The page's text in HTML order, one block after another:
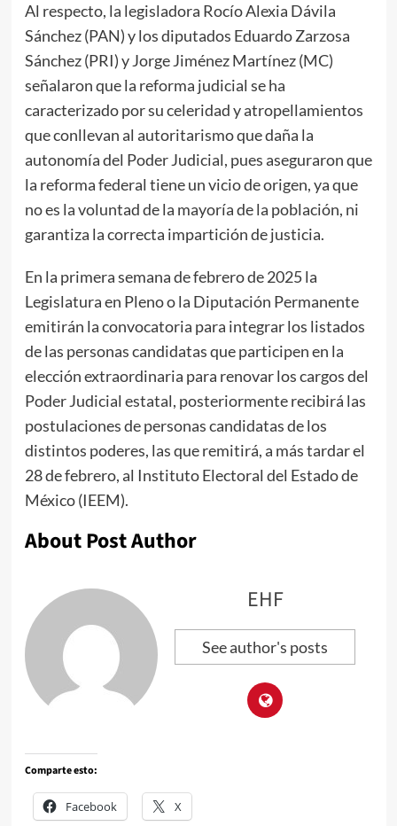
Al respecto, la legisladora Rocío Alexia Dávila
Sánchez (PAN) y los diputados Eduardo Zarzosa
Sánchez (PRI) y Jorge Jiménez Martínez (MC)
señalaron que la reforma judicial se ha
caracterizado por su celeridad y atropellamientos
que conllevan al autoritarismo que daña la
autonomía del Poder Judicial, pues aseguraron que
la reforma federal tiene un vicio de origen, ya que
no es la voluntad de la mayoría de la población, ni
garantiza la correcta impartición de justicia.
En la primera semana de febrero de 2025 la
Legislatura en Pleno o la Diputación Permanente
emitirán la convocatoria para integrar los listados
de las personas candidatas que participen en la
elección extraordinaria para renovar los cargos del
Poder Judicial estatal, posteriormente recibirá las
postulaciones de personas candidatas de los
distintos poderes, las que remitirá, a más tardar el
28 de febrero, al Instituto Electoral del Estado de
México (IEEM).
About Post Author
EHF
See author's posts
Comparte esto:
Facebook X